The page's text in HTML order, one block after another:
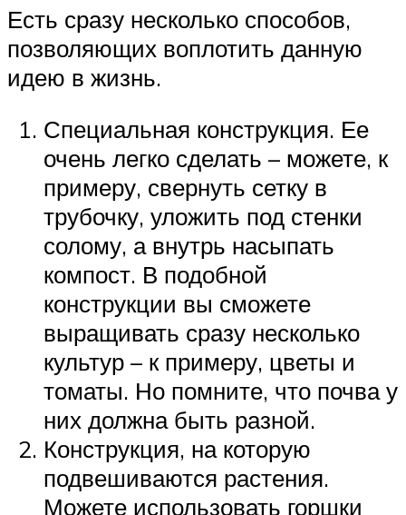
Есть сразу несколько способов,
позволяющих воплотить данную
идею в жизнь.
Специальная конструкция. Ее
очень легко сделать – можете, к
примеру, свернуть сетку в
трубочку, уложить под стенки
солому, а внутрь насыпать
компост. В подобной
конструкции вы сможете
выращивать сразу несколько
культур – к примеру, цветы и
томаты. Но помните, что почва у
них должна быть разной.
Конструкция, на которую
подвешиваются растения.
Можете использовать горшки